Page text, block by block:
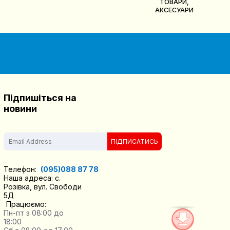
ТОВАРИ,
АКСЕСУАРИ
Підпишіться на
новини
ПІДПИСАТИСЬ
Телефон: (095)088 87 78
Наша адреса: с.
Розівка, вул. Свободи
5Д
Працюємо:
Пн-пт з 08:00 до
18:00